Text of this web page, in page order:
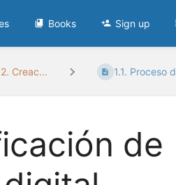
Books Sign up
Creac... 1.1. Proceso
de